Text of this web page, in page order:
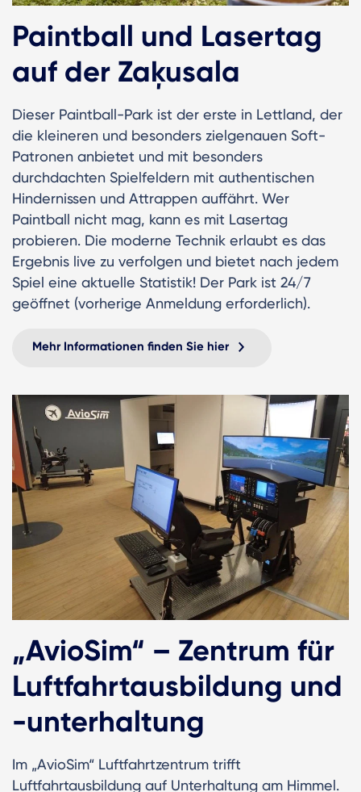
Paintball und Lasertag
auf der Zaķusala
Dieser Paintball-Park ist der erste in Lettland, der
die kleineren und besonders zielgenauen Soft-
Patronen anbietet und mit besonders
durchdachten Spielfeldern mit authentischen
Hindernissen und Attrappen auffährt. Wer
Paintball nicht mag, kann es mit Lasertag
probieren. Die moderne Technik erlaubt es das
Ergebnis live zu verfolgen und bietet nach jedem
Spiel eine aktuelle Statistik! Der Park ist 24/7
geöffnet (vorherige Anmeldung erforderlich).
Mehr Informationen finden Sie hier
„AvioSim“ – Zentrum für
Luftfahrtausbildung und
-unterhaltung
Im „AvioSim“ Luftfahrtzentrum trifft
Luftfahrtausbildung auf Unterhaltung am Himmel.